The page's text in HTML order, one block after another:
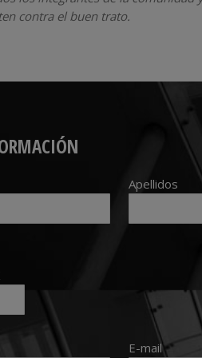
contra el buen trato.
Apellidos
E-mail